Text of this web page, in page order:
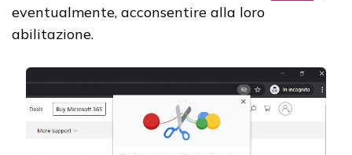
eventualmente, acconsentire alla loro
abilitazione.